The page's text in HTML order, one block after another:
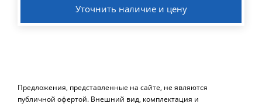
Уточнить наличие и цену
Предложения, представленные на сайте, не являются
публичной офертой. Внешний вид, комплектация и